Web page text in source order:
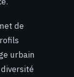
de
urbain